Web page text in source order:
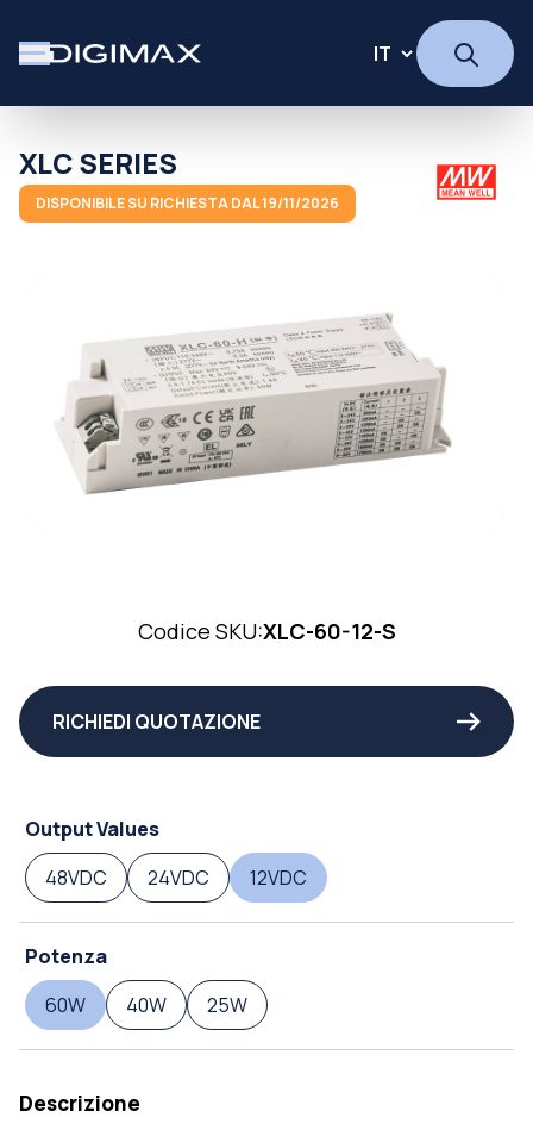
XLC SERIES
DISPONIBILE SU RICHIESTA DAL 19/11/2026
Codice SKU:XLC-60-12-S
RICHIEDI QUOTAZIONE
Output Values
48VDC
24VDC 12VDC
Potenza
60W
40W 25W
Descrizione